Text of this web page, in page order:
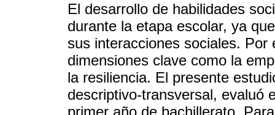
El desarrollo de habilidades
durante la etapa escolar, ya
sus interacciones sociales.
dimensiones clave como la
la resiliencia. El presente
descriptivo-transversal, evaluó